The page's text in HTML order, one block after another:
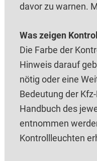
davor zu warnen.
Was zeigen
Die Farbe der
Hinweis darauf
nötig oder eine
Bedeutung der
Handbuch des
entnommen
Kontrollleuchten